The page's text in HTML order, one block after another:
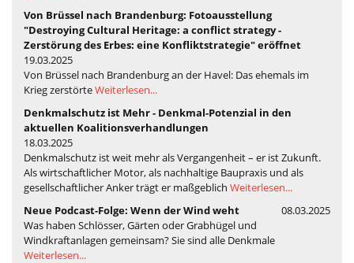
Von Brüssel nach Brandenburg: Fotoausstellung
"Destroying Cultural Heritage: a conflict strategy -
Zerstörung des Erbes: eine Konfliktstrategie" eröffnet
19.03.2025
Von Brüssel nach Brandenburg an der Havel: Das ehemals im
Krieg zerstörteWeiterlesen...
Denkmalschutz ist Mehr - Denkmal-Potenzial in den
aktuellen Koalitionsverhandlungen
18.03.2025
Denkmalschutz ist weit mehr als Vergangenheit – er ist Zukunft.
Als wirtschaftlicher Motor, als nachhaltige Baupraxis und als
gesellschaftlicher Anker trägt er maßgeblich Weiterlesen...
Neue Podcast-Folge: Wenn der Wind weht
08.03.2025
Was haben Schlösser, Gärten oder Grabhügel und
Windkraftanlagen gemeinsam? Sie sind alle Denkmale
Weiterlesen...